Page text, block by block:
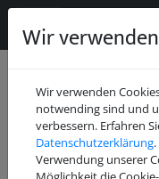
Juli 2026 (2)
Mai 2026 (1)
Wir
Wir verwenden
notwending sind und
verbessern. Erfahren
Datenschutzerklärung
Verwendung unserer